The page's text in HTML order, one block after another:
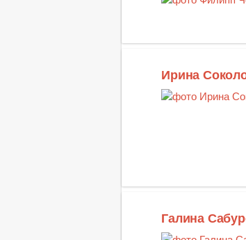
Ирина
Галина